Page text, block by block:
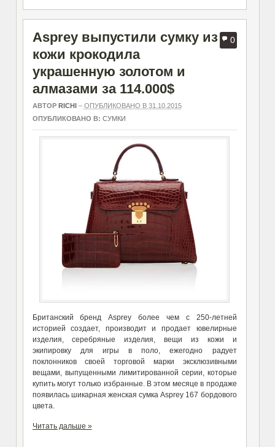
0
Asprey выпустили сумку из
кожи крокодила
украшенную золотом и
алмазами за 114.000$
АВТОР RICHI– ОПУБЛИКОВАНО В 31.10.2015
ОПУБЛИКОВАНО В: СУМКИ
Британский бренд Asprey более чем с 250-летней
историей создает, производит и продает ювелирные
изделия, серебряные изделия, вещи из кожи и
экипировку для игры в поло, ежегодно радует
поклонников своей торговой марки эксклюзивными
вещами, выпущенными лимитированной серии, которые
купить могут только избранные. В этом месяце в продаже
появилась шикарная женская сумка Asprey 167 бордового
цвета.
Читать дальше »